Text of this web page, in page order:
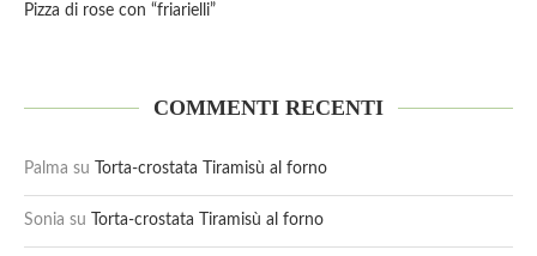
Pizza di rose con “friarielli”
COMMENTI RECENTI
Palma su Torta-crostata Tiramisù al forno
Sonia su Torta-crostata Tiramisù al forno